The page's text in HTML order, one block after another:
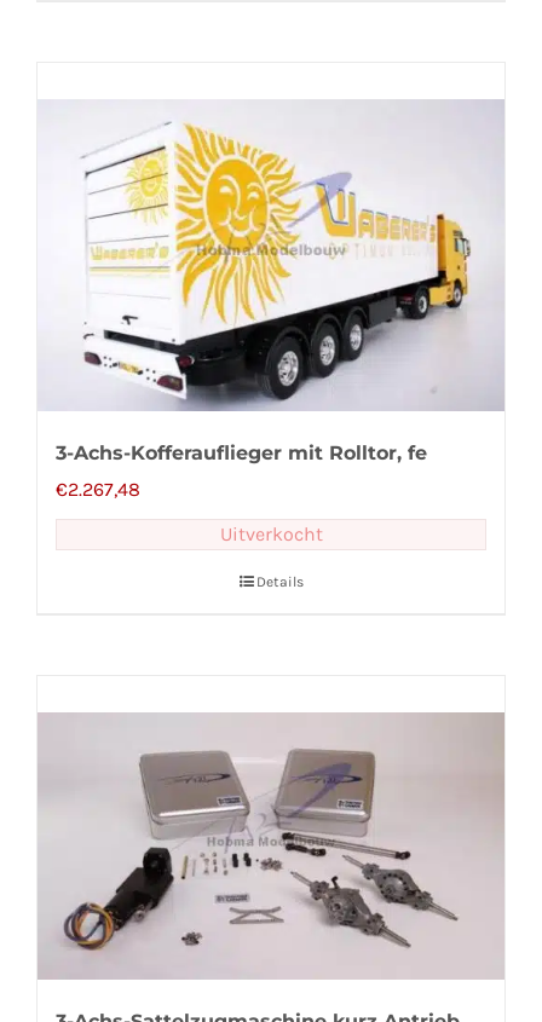
3-Achs-Kofferauflieger mit Rolltor, fe
€2.267,48
Uitverkocht
Details